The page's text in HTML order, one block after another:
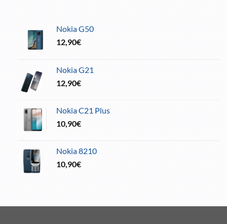
Nokia G50
12,90€
Nokia G21
12,90€
Nokia C21 Plus
10,90€
Nokia 8210
10,90€